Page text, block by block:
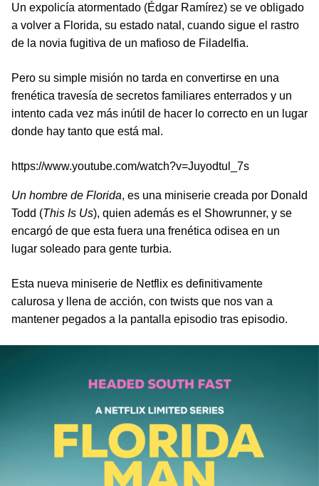
Un expolicía atormentado (Édgar Ramírez) se ve obligado
a volver a Florida, su estado natal, cuando sigue el rastro
de la novia fugitiva de un mafioso de Filadelfia.
Pero su simple misión no tarda en convertirse en una
frenética travesía de secretos familiares enterrados y un
intento cada vez más inútil de hacer lo correcto en un lugar
donde hay tanto que está mal.
https://www.youtube.com/watch?v=Juyodtul_7s
Un hombre de Florida, es una miniserie creada por Donald
Todd (This Is Us), quien además es el Showrunner, y se
encargó de que esta fuera una frenética odisea en un
lugar soleado para gente turbia.
Esta nueva miniserie de Netflix es definitivamente
calurosa y llena de acción, con twists que nos van a
mantener pegados a la pantalla episodio tras episodio.